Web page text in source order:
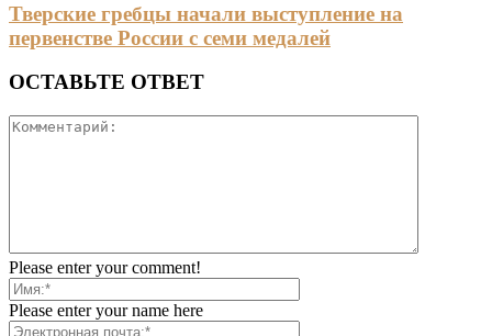
Тверские гребцы начали выступление на
первенстве России с семи медалей
ОСТАВЬТЕ ОТВЕТ
Please enter your comment!
Please enter your name here